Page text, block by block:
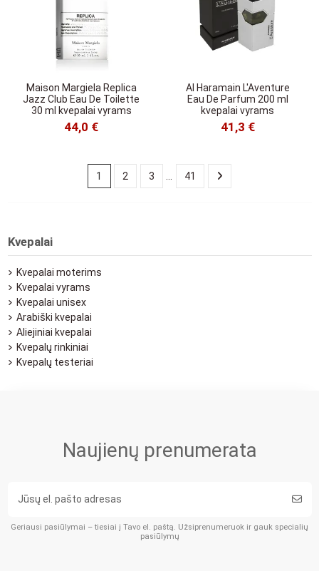
Maison Margiela Replica
Jazz Club Eau De Toilette
30 ml kvepalai vyrams
44,0 €
Al Haramain L'Aventure
Eau De Parfum 200 ml
kvepalai vyrams
41,3 €
1 2 3 41
Kvepalai
Kvepalai moterims
Kvepalai vyrams
Kvepalai unisex
Arabiški kvepalai
Aliejiniai kvepalai
Kvepalų rinkiniai
Kvepalų testeriai
Naujienų prenumerata
Geriausi pasiūlymai – tiesiai į Tavo el. paštą. Užsiprenumeruok ir gauk specialių
pasiūlymų